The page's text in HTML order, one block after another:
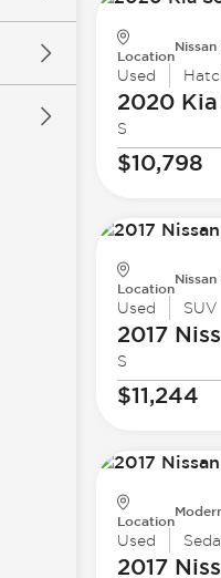
Location
Used
2020 Kia
S
$10,798
Location
Used SUV
2017
S
$11,244
Location
Used
2017